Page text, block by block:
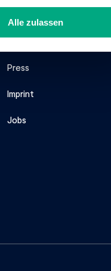
Alle zulassen
Company
About Us
Press
Imprint
Jobs